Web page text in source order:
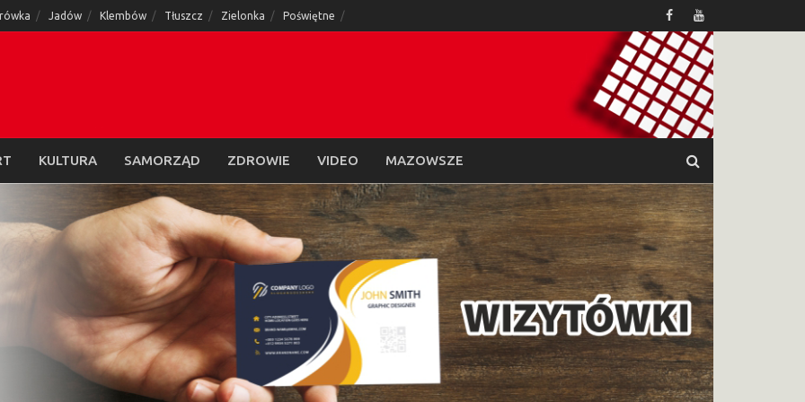
Jadów Klembów Tłuszcz Zielonka Poświętne
KULTURA SAMORZĄD ZDROWIE VIDEO MAZOWSZE